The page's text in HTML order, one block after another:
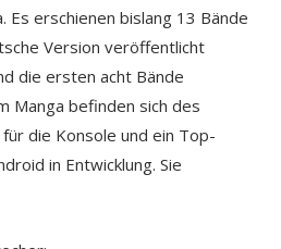
Es erschienen bislang 13 Bände
Version veröffentlicht
die ersten acht Bände
Manga befinden sich des
die Konsole und ein Top-
in Entwicklung. Sie